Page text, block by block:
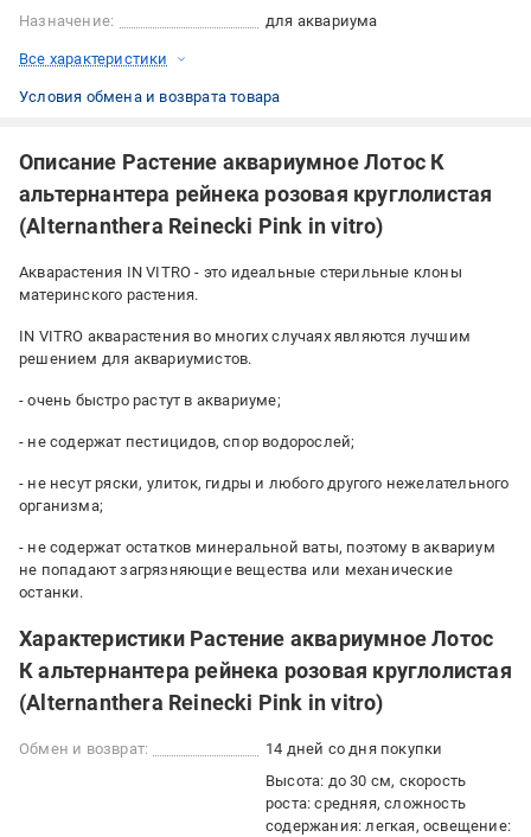
Назначение:
для аквариума
Все характеристики
Условия обмена и возврата товара
Описание Растение аквариумное Лотос К
альтернантера рейнека розовая круглолистая
(Alternanthera Reinecki Pink in vitro)
Акварастения IN VITRO - это идеальные стерильные клоны
материнского растения.
IN VITRO акварастения во многих случаях являются лучшим
решением для аквариумистов.
- очень быстро растут в аквариуме;
- не содержат пестицидов, спор водорослей;
- не несут ряски, улиток, гидры и любого другого нежелательного
организма;
- не содержат остатков минеральной ваты, поэтому в аквариум
не попадают загрязняющие вещества или механические
останки.
Характеристики Растение аквариумное Лотос
К альтернантера рейнека розовая круглолистая
(Alternanthera Reinecki Pink in vitro)
Обмен и возврат: 14 дней со дня покупки
Высота: до 30 см, скорость
роста: средняя, сложность
содержания: легкая, освещение: